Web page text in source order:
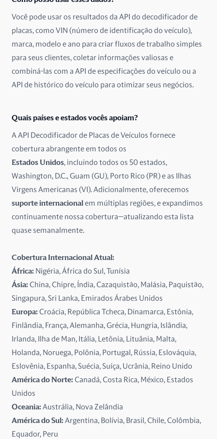
Dinamarca
Equador
Eslováquia
Estados Unidos
Estônia
França
Hungria
Ilha de Man
Irlanda
Islândia
Itália
Letônia
Lituânia
Você pode usar os resultados da API do decodificador de
placas, como VIN (número de identificação do veículo),
marca, modelo e ano para criar fluxos de trabalho simples
para seus clientes, coletar informações valiosas e
combiná-las com a API de especificações do veículo ou a
API de histórico do veículo para otimizar seus negócios.
Quais países e estados vocês apoiam?
A API Decodificador de Placas de Veículos fornece
cobertura abrangente em todos os
Estados Unidos, incluindo todos os 50 estados,
Washington, D.C., Guam (GU), Porto Rico (PR) e as Ilhas
Virgens Americanas (VI). Adicionalmente, oferecemos
suporte internacional em múltiplas regiões, e expandimos
continuamente nossa cobertura—atualizando esta lista
quase semanalmente.
Cobertura Internacional Atual:
África: Nigéria, África do Sul, Tunísia
Ásia:China, Chipre, Índia, Cazaquistão, Malásia, Paquistão,
Singapura, Sri Lanka, Emirados Árabes Unidos
Europa:Croácia, República Tcheca, Dinamarca, Estônia,
Finlândia, França, Alemanha, Grécia, Hungria, Islândia,
Irlanda, Ilha de Man, Itália, Letônia, Lituânia, Malta,
Holanda, Noruega, Polônia, Portugal, Rússia, Eslováquia,
Eslovênia, Espanha, Suécia, Suíça, Ucrânia, Reino Unido
América do Norte:Canadá, Costa Rica, México, Estados
Unidos
Oceania:Austrália, Nova Zelândia
América do Sul:Argentina, Bolívia, Brasil, Chile, Colômbia,
Equador, Peru